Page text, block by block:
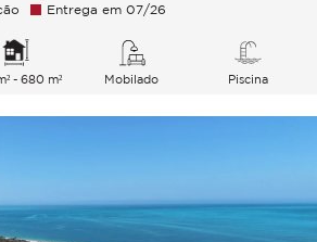
Entrega em 07/26
- 680 m² Mobilado Piscina